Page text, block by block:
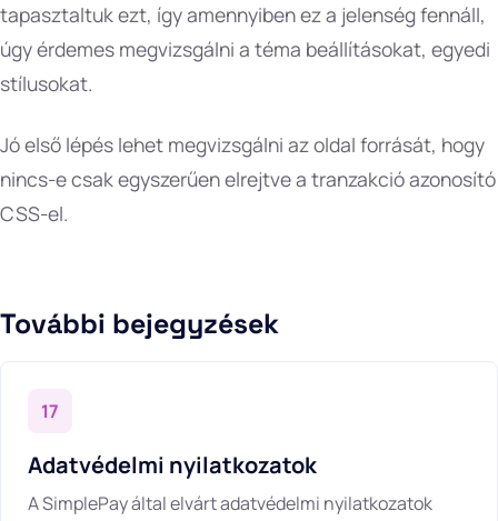
tapasztaltuk ezt, így amennyiben ez a jelenség fennáll,
úgy érdemes megvizsgálni a téma beállításokat, egyedi
stílusokat.
Jó első lépés lehet megvizsgálni az oldal forrását, hogy
nincs-e csak egyszerűen elrejtve a tranzakció azonosító
CSS-el.
További bejegyzések
17
Adatvédelmi nyilatkozatok
A SimplePay által elvárt adatvédelmi nyilatkozatok